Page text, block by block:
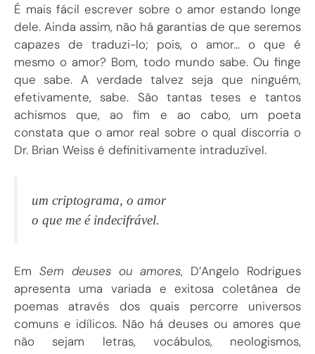
É mais fácil escrever sobre o amor estando longe
dele. Ainda assim, não há garantias de que seremos
capazes de traduzi-lo; pois, o amor… o que é
mesmo o amor? Bom, todo mundo sabe. Ou finge
que sabe. A verdade talvez seja que ninguém,
efetivamente, sabe. São tantas teses e tantos
achismos que, ao fim e ao cabo, um poeta
constata que o amor real sobre o qual discorria o
Dr. Brian Weiss é definitivamente intraduzível.
um criptograma, o amor
o que me é indecifrável.
Em Sem deuses ou amores, D’Angelo Rodrigues
apresenta uma variada e exitosa coletânea de
poemas através dos quais percorre universos
comuns e idílicos. Não há deuses ou amores que
não sejam letras, vocábulos, neologismos,